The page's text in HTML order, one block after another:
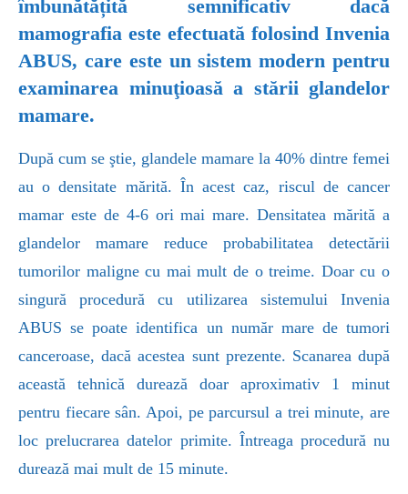
îmbunătățită semnificativ dacă
mamografia este efectuată folosind Invenia
ABUS, care este un sistem modern pentru
examinarea minuţioasă a stării glandelor
mamare.
După cum se ştie, glandele mamare la 40% dintre femei
au o densitate mărită. În acest caz, riscul de cancer
mamar este de 4-6 ori mai mare. Densitatea mărită a
glandelor mamare reduce probabilitatea detectării
tumorilor maligne cu mai mult de o treime. Doar cu o
singură procedură cu utilizarea sistemului Invenia
ABUS se poate identifica un număr mare de tumori
canceroase, dacă acestea sunt prezente. Scanarea după
această tehnică durează doar aproximativ 1 minut
pentru fiecare sân. Apoi, pe parcursul a trei minute, are
loc prelucrarea datelor primite. Întreaga procedură nu
durează mai mult de 15 minute.